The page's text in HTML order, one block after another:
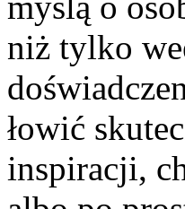
niż tylko
łowić
inspiracji,